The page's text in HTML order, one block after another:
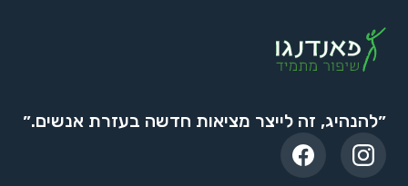
״להנהיג, זה לייצר מציאות חדשה בעזרת אנשים.״